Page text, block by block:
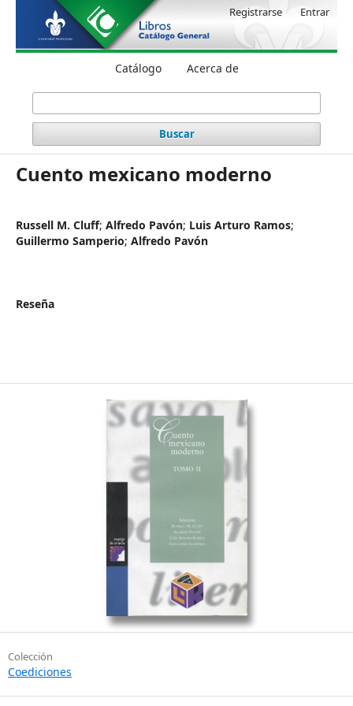
Catálogo Acerca de
Buscar
Registrarse Entrar
Cuento mexicano moderno
Russell M. Cluff; Alfredo Pavón; Luis Arturo Ramos;
Guillermo Samperio; Alfredo Pavón
Reseña
Colección
Coediciones